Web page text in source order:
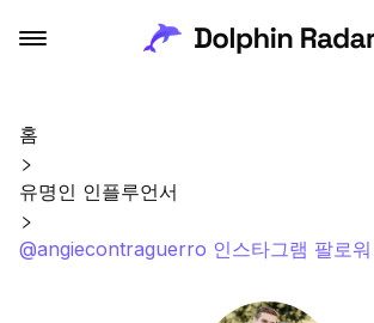
홈
유명인 인플루언서
@angiecontraguerro 인스타그램 팔로